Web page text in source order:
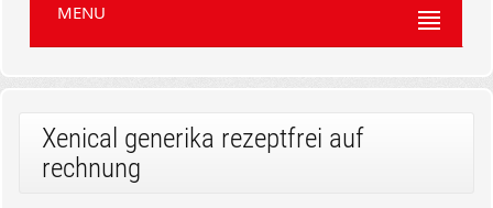
MENU
Xenical generika rezeptfrei auf
rechnung